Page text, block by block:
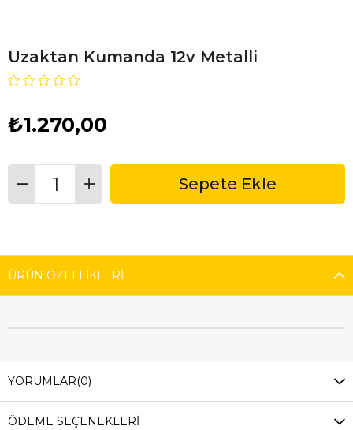
Uzaktan Kumanda 12v Metalli
₺1.270,00
ÜRÜN ÖZELLIKLERI
YORUMLAR(0)
ÖDEME SEÇENEKLERI